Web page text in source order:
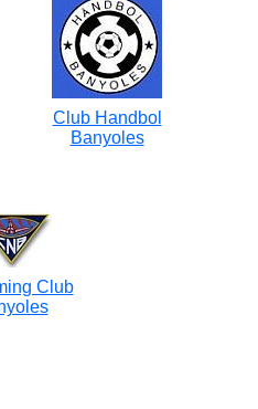
Club Handbol
Banyoles
Club